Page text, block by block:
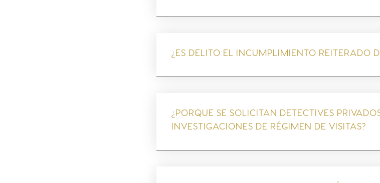
¿ES DELITO EL INCUMPLIMIENTO REITERADO
¿PORQUE SE SOLICITAN DETECTIVES
INVESTIGACIONES DE RÉGIMEN DE VISITAS?